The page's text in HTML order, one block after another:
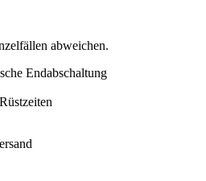
abweichen.
Endabschaltung